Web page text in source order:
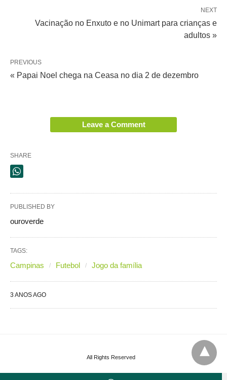
NEXT
Vacinação no Enxuto e no Unimart para crianças e
adultos »
PREVIOUS
« Papai Noel chega na Ceasa no dia 2 de dezembro
Leave a Comment
SHARE
PUBLISHED BY
ouroverde
TAGS:
Campinas Futebol Jogo da família
3 ANOS AGO
All Rights Reserved